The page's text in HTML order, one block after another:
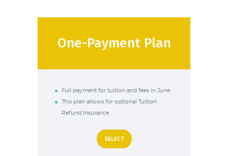
One-Payment Plan
Full payment for tuition and fees in June.
This plan allows for optional Tuition
Refund Insurance
SELECT